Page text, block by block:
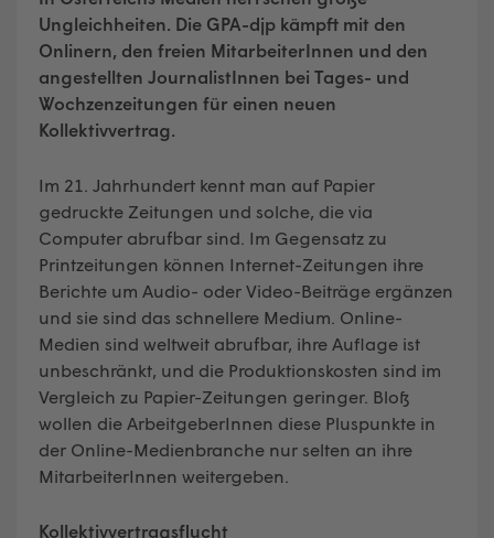
Ungleichheiten. Die GPA-djp kämpft mit den
Onlinern, den freien MitarbeiterInnen und den
angestellten JournalistInnen bei Tages- und
Wochzenzeitungen für einen neuen
Kollektivvertrag.
Im 21. Jahrhundert kennt man auf Papier
gedruckte Zeitungen und solche, die via
Computer abrufbar sind. Im Gegensatz zu
Printzeitungen können Internet-Zeitungen ihre
Berichte um Audio- oder Video-Beiträge ergänzen
und sie sind das schnellere Medium. Online-
Medien sind weltweit abrufbar, ihre Auflage ist
unbeschränkt, und die Produktionskosten sind im
Vergleich zu Papier-Zeitungen geringer. Bloß
wollen die ArbeitgeberInnen diese Pluspunkte in
der Online-Medienbranche nur selten an ihre
MitarbeiterInnen weitergeben.
Kollektivvertragsflucht